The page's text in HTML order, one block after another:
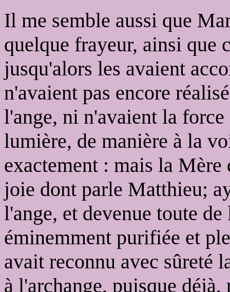
Il me semble aussi que
quelque frayeur, ainsi que
jusqu'alors les avaient
n'avaient pas encore
l'ange, ni n'avaient la
lumière, de manière à la
exactement : mais la
joie dont parle Matthieu;
l'ange, et devenue toute
éminemment purifiée et
avait reconnu avec sûreté
à l'archange, puisque